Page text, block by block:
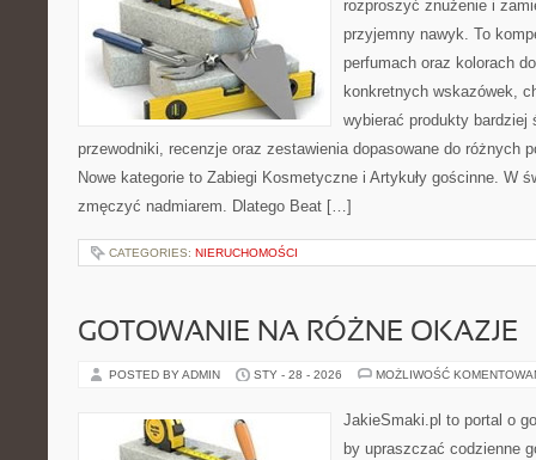
rozproszyć znużenie i
przyjemny nawyk. To
perfumach oraz kolorach
konkretnych wskazówek,
wybierać produkty bardziej
przewodniki, recenzje oraz zestawienia dopasowane do różnych
Nowe kategorie to Zabiegi Kosmetyczne i Artykuły gościnne. W
zmęczyć nadmiarem. Dlatego Beat […]
CATEGORIES: NIERUCHOMOŚCI
GOTOWANIE NA RÓŻNE OKAZJE
POSTED BY ADMIN STY - 28 - 2026 MOŻLIWOŚĆ
JakieSmaki.pl to portal o
by upraszczać codzienne